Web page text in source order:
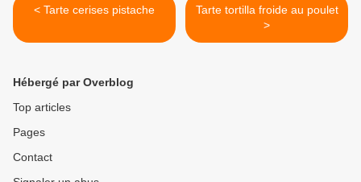
< Tarte cerises pistache
Tarte tortilla froide au poulet
>
Hébergé par Overblog
Top articles
Pages
Contact